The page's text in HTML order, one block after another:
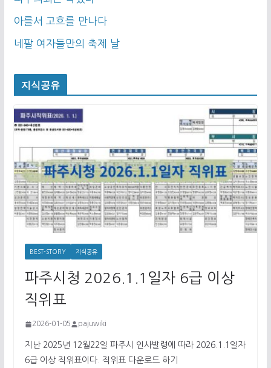
아를서 고흐를 만나다
네팔 여자들만의 축제 날
지식공유
BEST-STORY 지식공유
파주시청 2026.1.1일자 6급 이상
직위표
2026-01-05 pajuwiki
지난 2025년 12월22일 파주시 인사발령에 따라 2026.1.1일자
6급 이상 직위표이다. 직위표 다운로드 하기